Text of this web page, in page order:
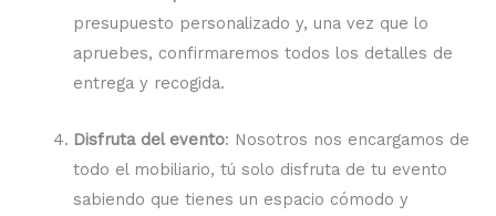
presupuesto personalizado y, una vez que lo
apruebes, confirmaremos todos los detalles de
entrega y recogida.
Disfruta del evento: Nosotros nos encargamos de
todo el mobiliario, tú solo disfruta de tu evento
sabiendo que tienes un espacio cómodo y